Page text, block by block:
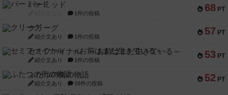
68 PT
パーミッド
1件の投稿
57 PT
クリーグ
紹介文あり 1件の投稿
53 PT
セミファイナル ～お前はまだ生きている～
紹介文あり 1件の投稿
52 PT
ふたつの街の物語
紹介文あり 18件の投稿